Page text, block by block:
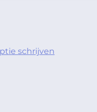
schrijven